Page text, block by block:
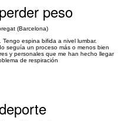
peso
(Barcelona)
espina bifida a nivel lumbar.
seguía un proceso más o menos bien
y personales que me han hecho llegar
de respiración